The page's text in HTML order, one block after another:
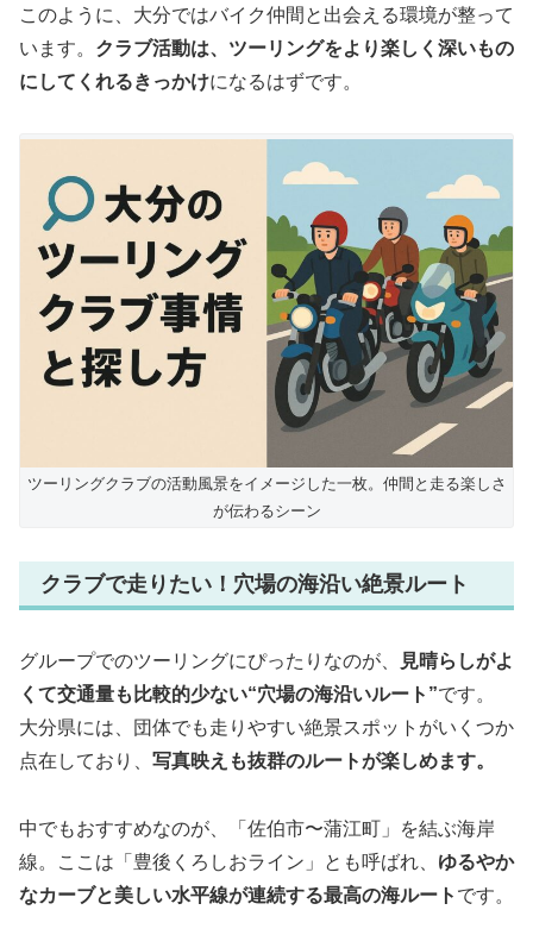
このように、大分ではバイク仲間と出会える環境が整って
います。 クラブ活動は、ツーリングをより楽しく深いもの
にしてくれるきっかけになるはずです。
ツーリングクラブの活動風景をイメージした一枚。仲間と走る楽しさ
が伝わるシーン
クラブで走りたい！穴場の海沿い絶景ルート
グループでのツーリングにぴったりなのが、
見晴らしがよ
くて交通量も比較的少ない“穴場の海沿いルート”です。
大分県には、団体でも走りやすい絶景スポットがいくつか
点在しており、 写真映えも抜群のルートが楽しめます。
中でもおすすめなのが、「佐伯市〜蒲江町」を結ぶ海岸
線。ここは「豊後くろしおライン」とも呼ばれ、 ゆるやか
なカーブと美しい水平線が連続する最高の海ルート です。